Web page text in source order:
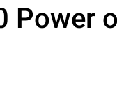
Power